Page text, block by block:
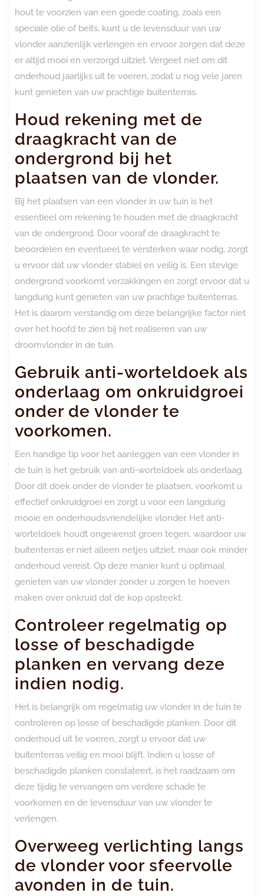
hout te voorzien van een goede coating, zoals een
speciale olie of beits, kunt u de levensduur van uw
vlonder aanzienlijk verlengen en ervoor zorgen dat deze
er altijd mooi en verzorgd uitziet. Vergeet niet om dit
onderhoud jaarlijks uit te voeren, zodat u nog vele jaren
kunt genieten van uw prachtige buitenterras.
Houd rekening met de
draagkracht van de
ondergrond bij het
plaatsen van de vlonder.
Bij het plaatsen van een vlonder in uw tuin is het
essentieel om rekening te houden met de draagkracht
van de ondergrond. Door vooraf de draagkracht te
beoordelen en eventueel te versterken waar nodig, zorgt
u ervoor dat uw vlonder stabiel en veilig is. Een stevige
ondergrond voorkomt verzakkingen en zorgt ervoor dat u
langdurig kunt genieten van uw prachtige buitenterras.
Het is daarom verstandig om deze belangrijke factor niet
over het hoofd te zien bij het realiseren van uw
droomvlonder in de tuin.
Gebruik anti-worteldoek als
onderlaag om onkruidgroei
onder de vlonder te
voorkomen.
Een handige tip voor het aanleggen van een vlonder in
de tuin is het gebruik van anti-worteldoek als onderlaag.
Door dit doek onder de vlonder te plaatsen, voorkomt u
effectief onkruidgroei en zorgt u voor een langdurig
mooie en onderhoudsvriendelijke vlonder. Het anti-
worteldoek houdt ongewenst groen tegen, waardoor uw
buitenterras er niet alleen netjes uitziet, maar ook minder
onderhoud vereist. Op deze manier kunt u optimaal
genieten van uw vlonder zonder u zorgen te hoeven
maken over onkruid dat de kop opsteekt.
Controleer regelmatig op
losse of beschadigde
planken en vervang deze
indien nodig.
Het is belangrijk om regelmatig uw vlonder in de tuin te
controleren op losse of beschadigde planken. Door dit
onderhoud uit te voeren, zorgt u ervoor dat uw
buitenterras veilig en mooi blijft. Indien u losse of
beschadigde planken constateert, is het raadzaam om
deze tijdig te vervangen om verdere schade te
voorkomen en de levensduur van uw vlonder te
verlengen.
Overweeg verlichting langs
de vlonder voor sfeervolle
avonden in de tuin.